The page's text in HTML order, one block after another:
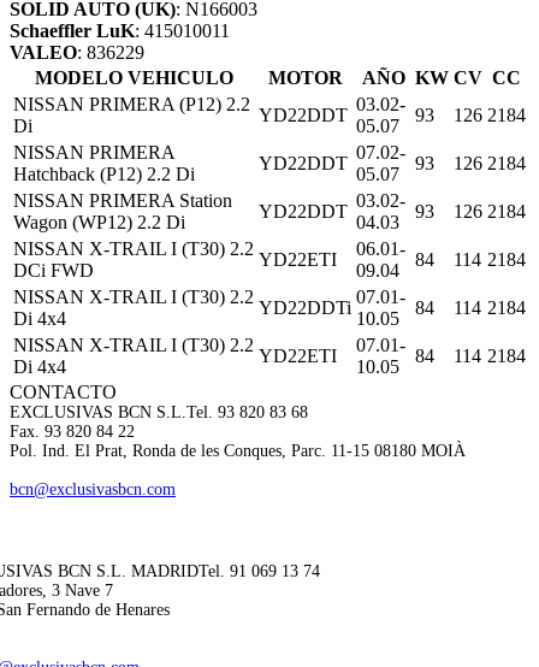
SOLID AUTO (UK): N166003
Schaeffler LuK: 415010011
VALEO: 836229
MODELO VEHICULO
MOTOR AÑO KW CV CC
NISSAN PRIMERA (P12) 2.2
Di
YD22DDT
03.02-
05.07
93 126 2184
NISSAN PRIMERA
Hatchback (P12) 2.2 Di
YD22DDT
07.02-
05.07
93 126 2184
NISSAN PRIMERA Station
Wagon (WP12) 2.2 Di
YD22DDT
03.02-
04.03
93 126 2184
NISSAN X-TRAIL I (T30) 2.2
DCi FWD
YD22ETI
06.01-
09.04
84 114 2184
NISSAN X-TRAIL I (T30) 2.2
Di 4x4
YD22DDTi
07.01-
10.05
84 114 2184
NISSAN X-TRAIL I (T30) 2.2
Di 4x4
YD22ETI
07.01-
10.05
84 114 2184
CONTACTO
EXCLUSIVAS BCN S.L. Tel. 93 820 83 68
Fax. 93 820 84 22
Pol. Ind. El Prat, Ronda de les Conques, Parc. 11-15 08180 MOIÀ
bcn@exclusivasbcn.com
BCN S.L. MADRIDTel. 91 069 13 74
3 Nave 7
Fernando de Henares